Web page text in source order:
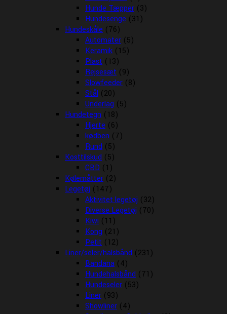
Hunde Tæpper (3)
Hundesenge (31)
Hundeskåle (76)
Automater (5)
Keramik (15)
Plast (13)
Rejsesæt (9)
Slowfeeder (8)
Stål (20)
Underlag (5)
Hundetegn (18)
Hjerte (6)
kødben (7)
Rund (5)
Kosttilskud (5)
CBD (1)
Kølemåtter (2)
Legetøj (147)
Aktivitet legetøj (32)
Diverse Legetøj (70)
Kiwi (11)
Kong (21)
Petit (12)
Liner/seler/halsbånd (231)
Bandana (4)
Hundehalsbånd (71)
Hundeseler (53)
Liner (93)
Showliner (4)